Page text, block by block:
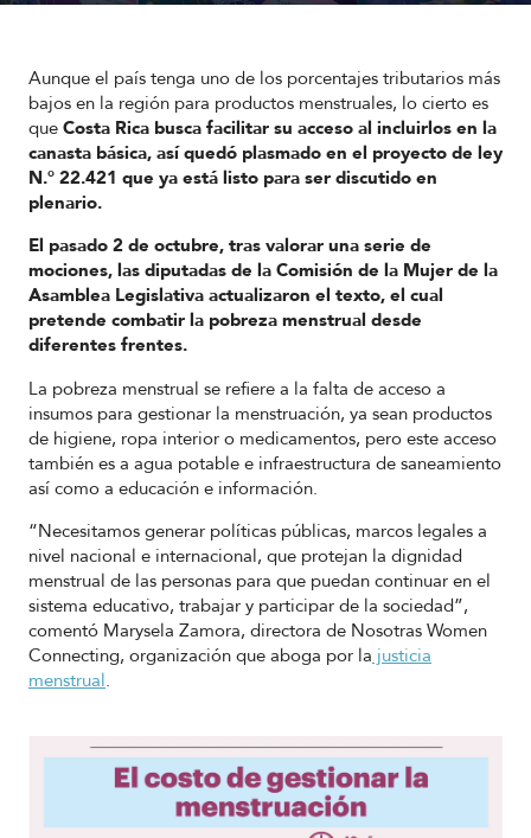
Aunque el país tenga uno de los porcentajes tributarios más
bajos en la región para productos menstruales, lo cierto es
que Costa Rica busca facilitar su acceso al incluirlos en la
canasta básica, así quedó plasmado en el proyecto de ley
N.° 22.421 que ya está listo para ser discutido en
plenario.
El pasado 2 de octubre, tras valorar una serie de
mociones, las diputadas de la Comisión de la Mujer de la
Asamblea Legislativa actualizaron el texto, el cual
pretende combatir la pobreza menstrual desde
diferentes frentes.
La pobreza menstrual se refiere a la falta de acceso a
insumos para gestionar la menstruación, ya sean productos
de higiene, ropa interior o medicamentos, pero este acceso
también es a agua potable e infraestructura de saneamiento
así como a educación e información.
“Necesitamos generar políticas públicas, marcos legales a
nivel nacional e internacional, que protejan la dignidad
menstrual de las personas para que puedan continuar en el
sistema educativo, trabajar y participar de la sociedad”,
comentó Marysela Zamora, directora de Nosotras Women
Connecting, organización que aboga por la justicia
menstrual.